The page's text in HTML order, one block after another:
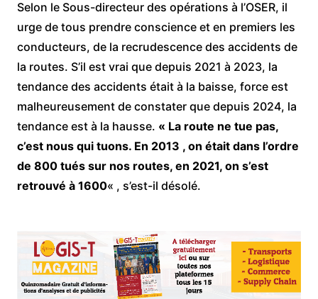
Selon le Sous-directeur des opérations à l’OSER, il
urge de tous prendre conscience et en premiers les
conducteurs, de la recrudescence des accidents de
la routes. S’il est vrai que depuis 2021 à 2023, la
tendance des accidents était à la baisse, force est
malheureusement de constater que depuis 2024, la
tendance est à la hausse. « La route ne tue pas,
c’est nous qui tuons. En 2013 , on était dans l’ordre
de 800 tués sur nos routes, en 2021, on s’est
retrouvé à 1600« , s’est-il désolé.